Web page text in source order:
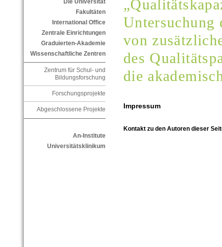
Die Universität
Fakultäten
International Office
Zentrale Einrichtungen
Graduierten-Akademie
Wissenschaftliche Zentren
Zentrum für Schul- und
Bildungsforschung
Forschungsprojekte
Abgeschlossene Projekte
An-Institute
Universitätsklinikum
Untersuchung
von
des
die
Impressum
Kontakt zu den Autoren dieser